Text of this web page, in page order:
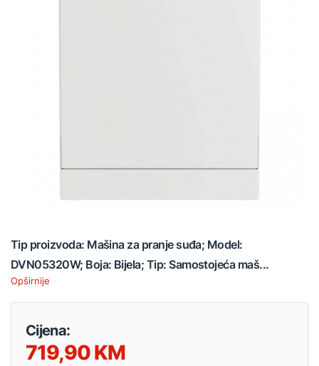
Tip proizvoda: Mašina za pranje suđa; Model:
DVN05320W; Boja: Bijela; Tip: Samostojeća maš...
Opširnije
Cijena:
719,90